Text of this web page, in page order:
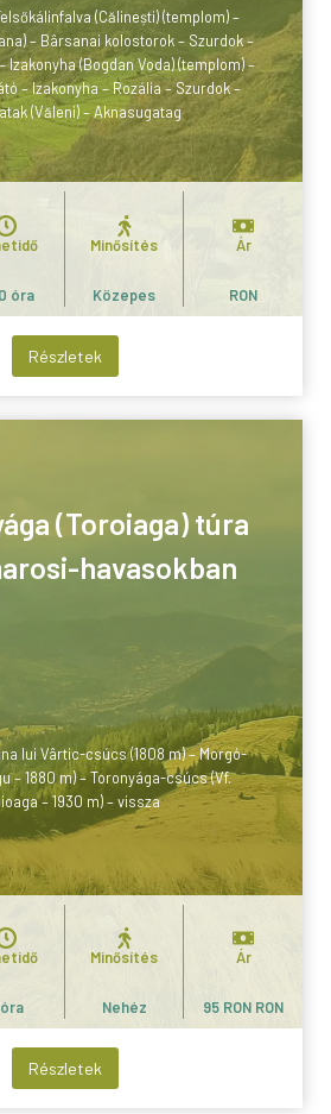
(Călinești) (templom) –
– Bârsanai kolostorok – Szurdok –
Izakonyha (Bogdan Voda) (templom) –
– Izakonyha – Rozália – Szurdok –
(Văleni) – Aknasugatag
óra
Minősítés
Közepes
Ár
RON
Részletek
(Toroiaga) túra
havasokban
lui Vârtic-csúcs (1808 m) – Morgó-
– 1880 m) – Toronyága-csúcs (Vf.
– 1930 m) – vissza
Minősítés
Nehéz
Ár
95 RON RON
Részletek